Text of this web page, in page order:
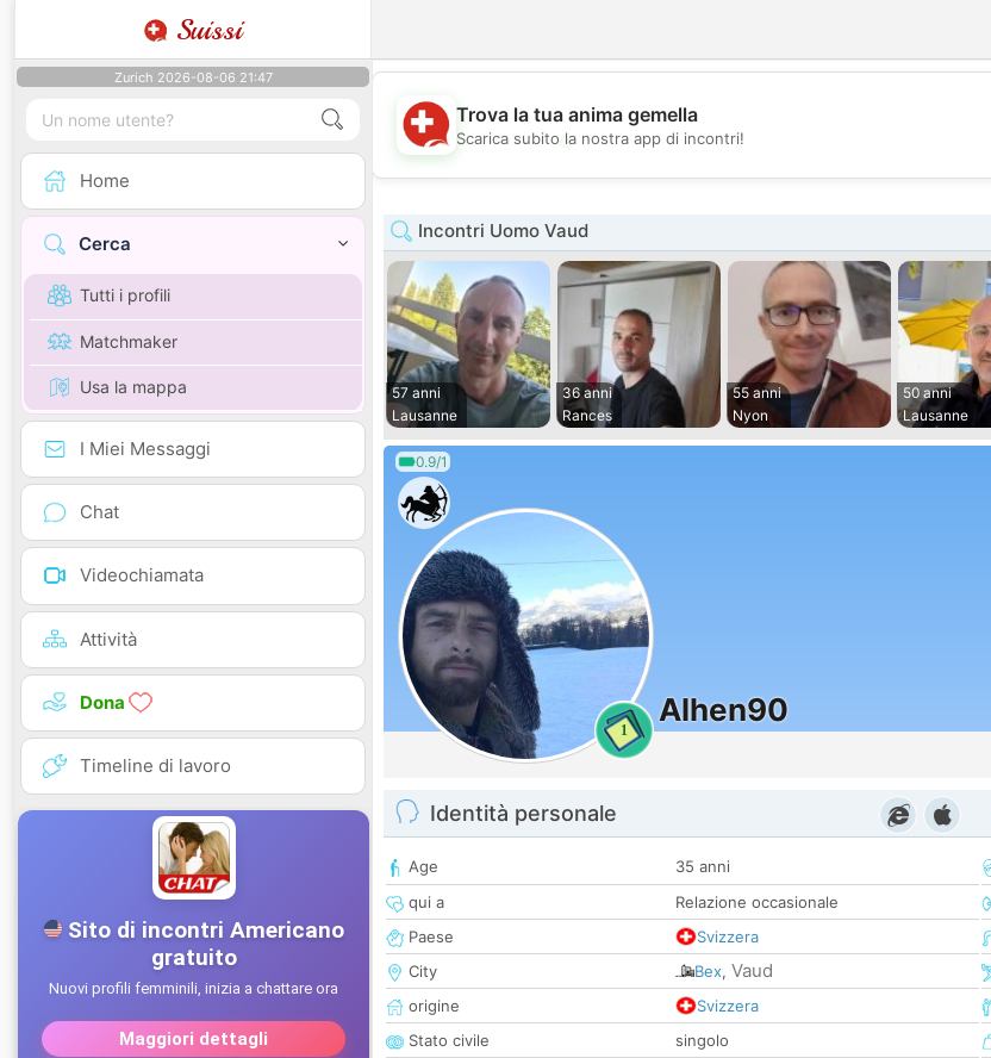
Suissi
Zurich 2026-08-06 21:47
Home
Cerca
Tutti i profili
Matchmaker
Usa la mappa
I Miei Messaggi
Chat
Videochiamata
Attività
Dona
Timeline di lavoro
💖
💕
Trova la tua anima gemella
Scarica subito la nostra app di incontri!
Incontri Uomo Vaud
57 anni
Lausanne
36 anni
Rances
55 anni
Nyon
50 anni
Lausanne
0.9/1
1
Alhen90
Identità personale
Age
35 anni
qui a
Relazione occasionale
Paese
Svizzera
City
Bex, Vaud
origine
Svizzera
Stato civile
singolo